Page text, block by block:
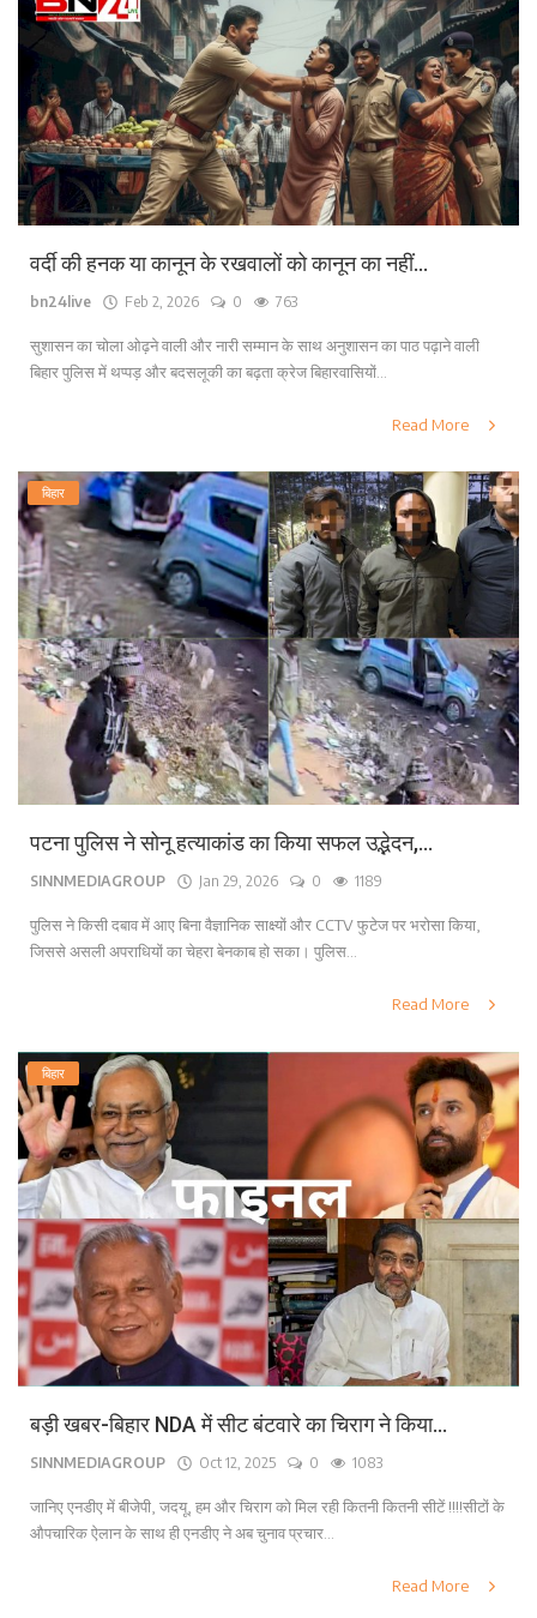
वर्दी की हनक या कानून के रखवालों को कानून का नहीं...
bn24live Feb 2, 2026 0 763
सुशासन का चोला ओढ़ने वाली और नारी सम्मान के साथ अनुशासन का पाठ पढ़ाने वाली
बिहार पुलिस में थप्पड़ और बदसलूकी का बढ़ता क्रेज बिहारवासियों...
Read More
बिहार
पटना पुलिस ने सोनू हत्याकांड का किया सफल उद्भेदन,...
SINNMEDIAGROUP Jan 29, 2026 0 1189
पुलिस ने किसी दबाव में आए बिना वैज्ञानिक साक्ष्यों और CCTV फुटेज पर भरोसा किया,
जिससे असली अपराधियों का चेहरा बेनकाब हो सका। पुलिस...
Read More
बिहार
बड़ी खबर-बिहार NDA में सीट बंटवारे का चिराग ने किया...
SINNMEDIAGROUP Oct 12, 2025 0 1083
जानिए एनडीए में बीजेपी, जदयू, हम और चिराग को मिल रही कितनी कितनी सीटें !!!!सीटों के
औपचारिक ऐलान के साथ ही एनडीए ने अब चुनाव प्रचार...
Read More